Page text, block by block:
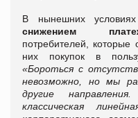
В нынешних
снижением
потребителей, которые
них покупок в
«Бороться с
невозможно, но мы
другие
классическая